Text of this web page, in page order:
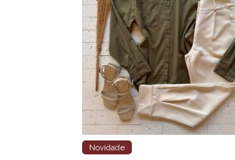
Novidade